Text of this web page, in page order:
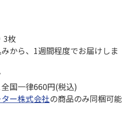
3枚
から、1週間程度でお届けしま
国一律660円(税込)
ー株式会社の商品のみ同梱可能